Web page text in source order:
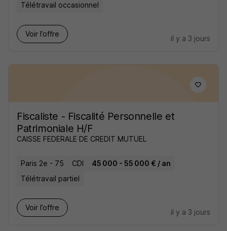
Télétravail occasionnel
Voir l’offre
il y a 3 jours
Fiscaliste - Fiscalité Personnelle et
Patrimoniale H/F
CAISSE FEDERALE DE CREDIT MUTUEL
Paris 2e - 75 CDI
45 000 - 55 000 € / an
Télétravail partiel
Voir l’offre
il y a 3 jours